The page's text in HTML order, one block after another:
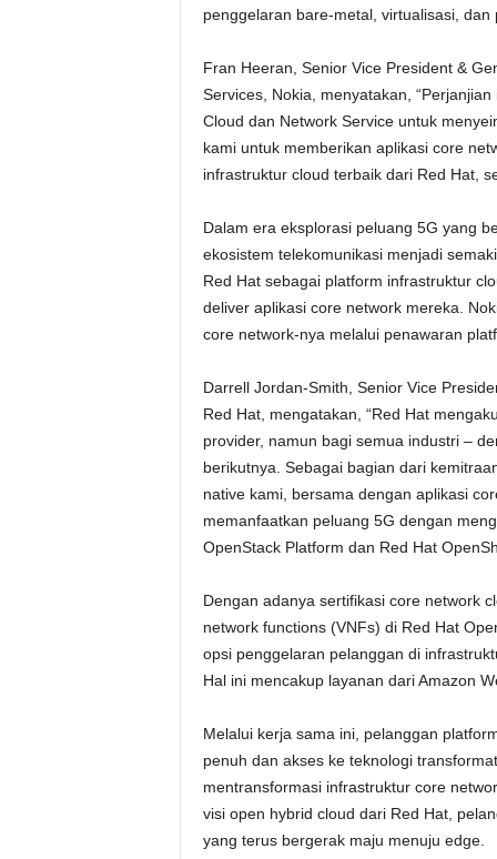
penggelaran bare-metal, virtualisasi, dan
Fran Heeran, Senior Vice President &
Services, Nokia, menyatakan,
Cloud dan Network Service untuk
kami untuk memberikan aplikasi core
infrastruktur cloud terbaik dari Red Hat,
Dalam era eksplorasi peluang 5G yang
ekosistem telekomunikasi menjadi
Red Hat sebagai platform infrastruktur
deliver aplikasi core network mereka.
core network-nya melalui penawaran
Darrell Jordan-Smith, Senior Vice
Red Hat, mengatakan, “Red Hat
provider, namun bagi semua industri –
berikutnya. Sebagai bagian dari
native kami, bersama dengan aplikasi
memanfaatkan peluang 5G dengan
OpenStack Platform dan Red Hat
Dengan adanya sertifikasi core network
network functions (VNFs) di Red Hat
opsi penggelaran pelanggan di
Hal ini mencakup layanan dari Amazon
Melalui kerja sama ini, pelanggan
penuh dan akses ke teknologi
mentransformasi infrastruktur core
visi open hybrid cloud dari Red Hat,
yang terus bergerak maju menuju edge.